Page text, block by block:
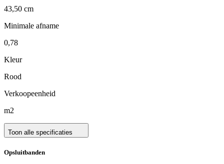
43,50 cm
Minimale afname
0,78
Kleur
Rood
Verkoopeenheid
m2
Toon alle specificaties
Opsluitbanden